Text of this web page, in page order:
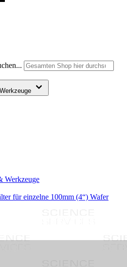
Werkzeuge
für einzelne 100mm (4“) Wafer